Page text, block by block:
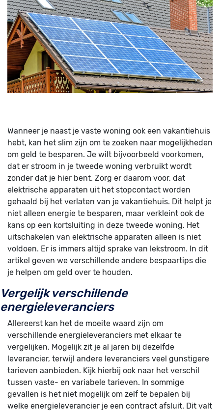
Wanneer je naast je vaste woning ook een vakantiehuis
hebt, kan het slim zijn om te zoeken naar mogelijkheden
om geld te besparen. Je wilt bijvoorbeeld voorkomen,
dat er stroom in je tweede woning verbruikt wordt
zonder dat je hier bent. Zorg er daarom voor, dat
elektrische apparaten uit het stopcontact worden
gehaald bij het verlaten van je vakantiehuis. Dit helpt je
niet alleen energie te besparen, maar verkleint ook de
kans op een kortsluiting in deze tweede woning. Het
uitschakelen van elektrische apparaten alleen is niet
voldoen. Er is immers altijd sprake van lekstroom. In dit
artikel geven we verschillende andere bespaartips die
je helpen om geld over te houden.
Vergelijk verschillende
energieleveranciers
Allereerst kan het de moeite waard zijn om
verschillende energieleveranciers met elkaar te
vergelijken. Mogelijk zit je al jaren bij dezelfde
leverancier, terwijl andere leveranciers veel gunstigere
tarieven aanbieden. Kijk hierbij ook naar het verschil
tussen vaste- en variabele tarieven. In sommige
gevallen is het niet mogelijk om zelf te bepalen bij
welke energieleverancier je een contract afsluit. Dit valt